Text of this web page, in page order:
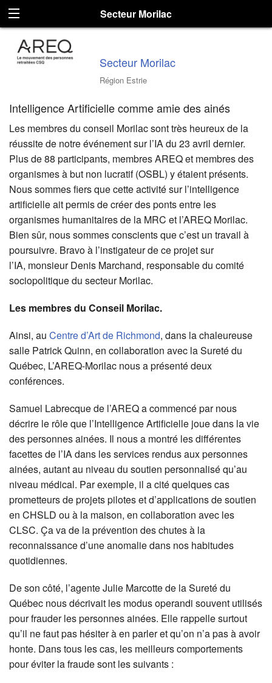
Secteur Morilac
Secteur Morilac
Région Estrie
Intelligence Artificielle comme amie des ainés
Les membres du conseil Morilac sont très heureux de la
réussite de notre événement sur l’IA du 23 avril dernier.
Plus de 88 participants, membres AREQ et membres des
organismes à but non lucratif (OSBL) y étaient présents.
Nous sommes fiers que cette activité sur l’intelligence
artificielle ait permis de créer des ponts entre les
organismes humanitaires de la MRC et l’AREQ Morilac.
Bien sûr, nous sommes conscients que c’est un travail à
poursuivre. Bravo à l’instigateur de ce projet sur
l’IA, monsieur Denis Marchand, responsable du comité
sociopolitique du secteur Morilac.
Les membres du Conseil Morilac.
Ainsi, au Centre d’Art de Richmond, dans la chaleureuse
salle Patrick Quinn, en collaboration avec la Sureté du
Québec, L’AREQ-Morilac nous a présenté deux
conférences.
Samuel Labrecque de l’AREQ a commencé par nous
décrire le rôle que l’Intelligence Artificielle joue dans la vie
des personnes ainées. Il nous a montré les différentes
facettes de l’IA dans les services rendus aux personnes
ainées, autant au niveau du soutien personnalisé qu’au
niveau médical. Par exemple, il a cité quelques cas
prometteurs de projets pilotes et d’applications de soutien
en CHSLD ou à la maison, en collaboration avec les
CLSC. Ça va de la prévention des chutes à la
reconnaissance d’une anomalie dans nos habitudes
quotidiennes.
De son côté, l’agente Julie Marcotte de la Sureté du
Québec nous décrivait les modus operandi souvent utilisés
pour frauder les personnes ainées. Elle rappelle surtout
qu’il ne faut pas hésiter à en parler et qu’on n’a pas à avoir
honte. Dans tous les cas, les meilleurs comportements
pour éviter la fraude sont les suivants :